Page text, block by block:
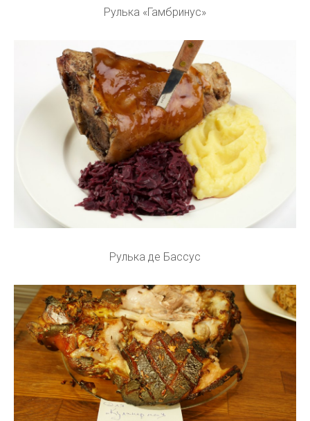
Рулька «Гамбринус»
Рулька де Бассус